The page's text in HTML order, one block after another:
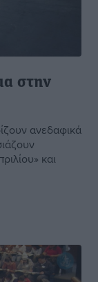
στην
ανεδαφικά
και